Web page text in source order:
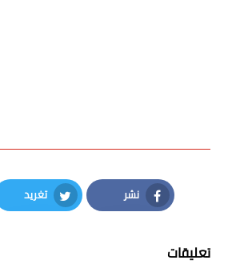
نشر
Facebook
تغريد
Twitter
تعليقات